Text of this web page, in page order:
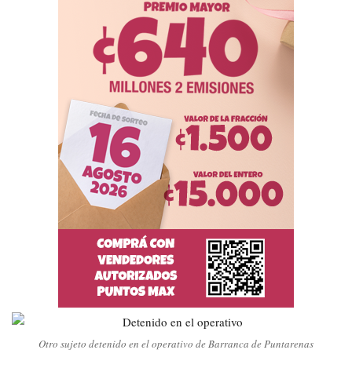
Otro sujeto detenido en el operativo de Barranca de Puntarenas